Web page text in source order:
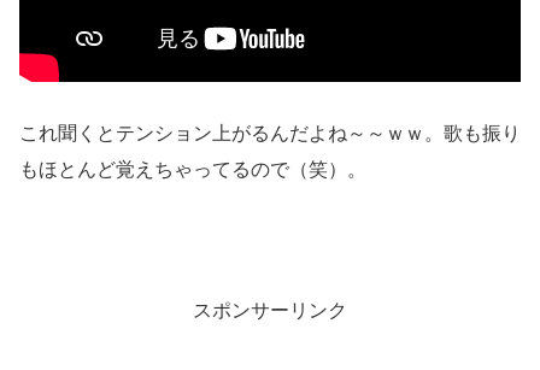
これ聞くとテンション上がるんだよね～～ｗｗ。歌も振り
もほとんど覚えちゃってるので（笑）。
スポンサーリンク